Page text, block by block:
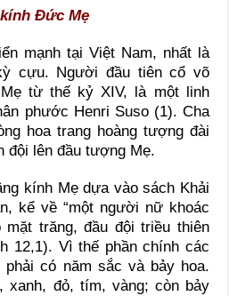
Đức Mẹ
mạnh tại Việt Nam, nhất là
cựu. Người đầu tiên cổ võ
từ thế kỷ XIV, là một linh
phước Henri Suso (1). Cha
hoa trang hoàng tượng đài
đội lên đầu tượng Mẹ.
kính Mẹ dựa vào sách Khải
kể về “một người nữ khoác
trăng, đầu đội triều thiên
12,1). Vì thế phần chính các
phải có năm sắc và bảy hoa.
xanh, đỏ, tím, vàng; còn bảy